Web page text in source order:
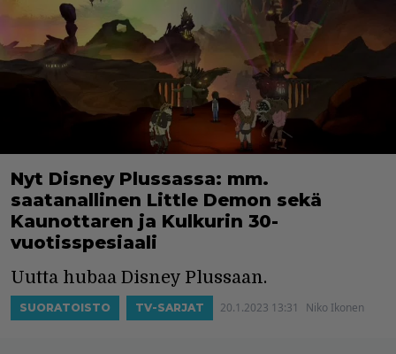
Nyt Disney Plussassa: mm.
saatanallinen Little Demon sekä
Kaunottaren ja Kulkurin 30-
vuotisspesiaali
Uutta hubaa Disney Plussaan.
SUORATOISTO TV-SARJAT 20.1.2023 13:31 Niko Ikonen